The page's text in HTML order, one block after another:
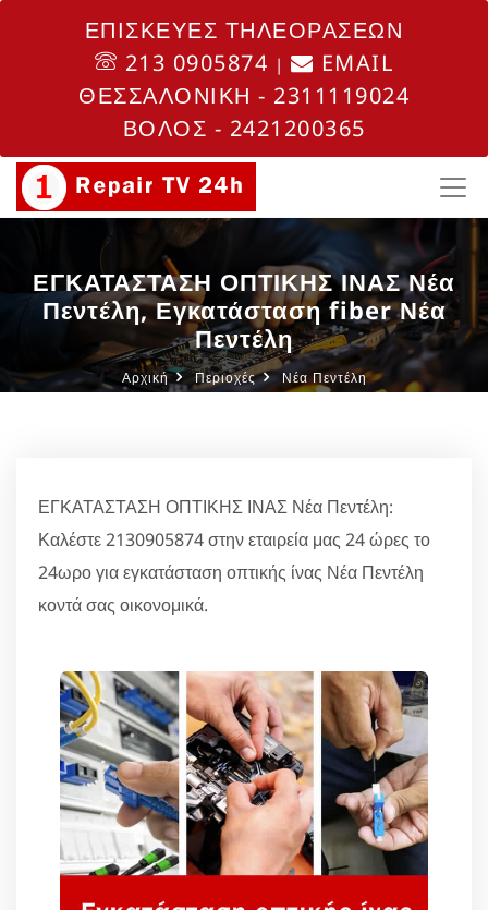
ΕΠΙΣΚΕΥΕΣ ΤΗΛΕΟΡΑΣΕΩΝ
213 0905874 |
EMAIL
ΘΕΣΣΑΛΟΝΙΚΗ - 2311119024
ΒΟΛΟΣ - 2421200365
ΕΓΚΑΤΑΣΤΑΣΗ ΟΠΤΙΚΗΣ ΙΝΑΣ Νέα
Πεντέλη, Εγκατάσταση fiber Νέα
Πεντέλη
Αρχική Περιοχές Νέα Πεντέλη
ΕΓΚΑΤΑΣΤΑΣΗ ΟΠΤΙΚΗΣ ΙΝΑΣ Νέα Πεντέλη:
Καλέστε 2130905874 στην εταιρεία μας 24 ώρες το
24ωρο για εγκατάσταση οπτικής ίνας Νέα Πεντέλη
κοντά σας οικονομικά.